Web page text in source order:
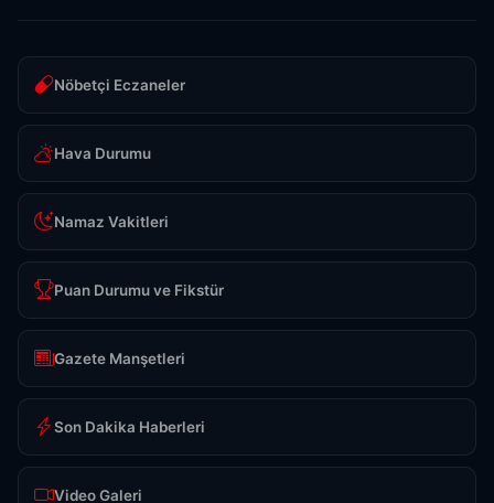
Nöbetçi Eczaneler
Hava Durumu
Namaz Vakitleri
Puan Durumu ve Fikstür
Gazete Manşetleri
Son Dakika Haberleri
Video Galeri